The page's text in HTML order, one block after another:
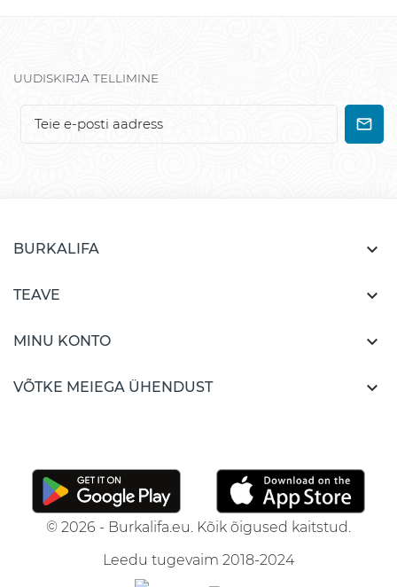
UUDISKIRJA TELLIMINE
BURKALIFA 
TEAVE 
MINU KONTO 
VÕTKE MEIEGA ÜHENDUST 
© 2026 - Burkalifa.eu. Kõik õigused kaitstud.
Leedu tugevaim 2018-2024